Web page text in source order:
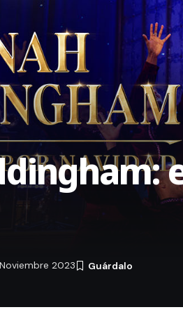
2023